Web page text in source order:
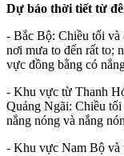
Dự báo thời tiết từ
- Bắc Bộ: Chiều tối và
nơi mưa to đến rất to;
vực đồng bằng có
- Khu vực từ Thanh
Quảng Ngãi: Chiều
nắng nóng và nắng
- Khu vực Nam Bộ và